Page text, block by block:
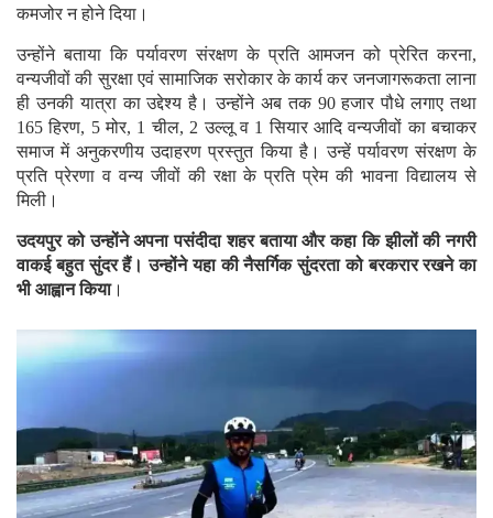
कमजोर न होने दिया।
उन्होंने बताया कि पर्यावरण संरक्षण के प्रति आमजन को प्रेरित करना,
वन्यजीवों की सुरक्षा एवं सामाजिक सरोकार के कार्य कर जनजागरूकता लाना
ही उनकी यात्रा का उद्देश्य है। उन्होंने अब तक 90 हजार पौधे लगाए तथा
165 हिरण, 5 मोर, 1 चील, 2 उल्लू व 1 सियार आदि वन्यजीवों का बचाकर
समाज में अनुकरणीय उदाहरण प्रस्तुत किया है। उन्हें पर्यावरण संरक्षण के
प्रति प्रेरणा व वन्य जीवों की रक्षा के प्रति प्रेम की भावना विद्यालय से
मिली।
उदयपुर को उन्होंने अपना पसंदीदा शहर बताया और कहा कि झीलों की नगरी
वाकई बहुत सुंदर हैं। उन्होंने यहा की नैसर्गिक सुंदरता को बरकरार रखने का
भी आह्वान किया।